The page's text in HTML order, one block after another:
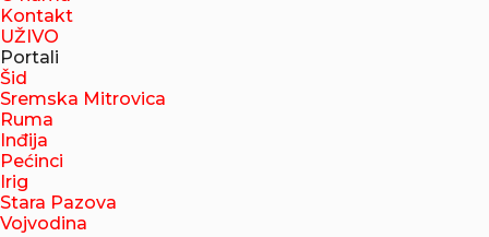
Kontakt
UŽIVO
Portali
Šid
Sremska Mitrovica
Ruma
Inđija
Pećinci
Irig
Stara Pazova
Vojvodina